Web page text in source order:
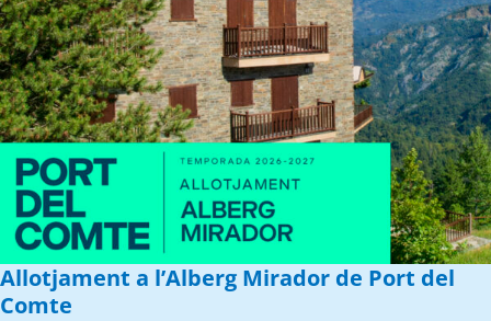
Allotjament a l’Alberg Mirador de Port del
Comte